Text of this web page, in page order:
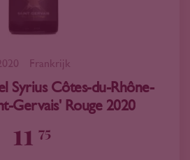
Frankrijk
Syrius Côtes-du-Rhône-
Gervais' Rouge 2020
11 75